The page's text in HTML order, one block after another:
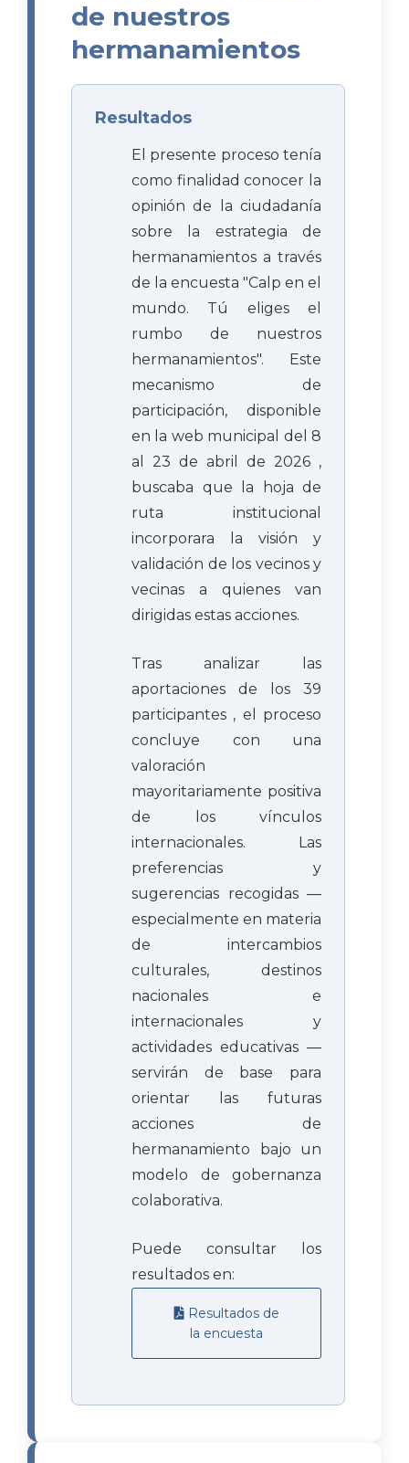
de nuestros
hermanamientos
Resultados
El presente proceso tenía
como finalidad conocer la
opinión de la ciudadanía
sobre la estrategia de
hermanamientos a través
de la encuesta "Calp en el
mundo. Tú eliges el
rumbo de nuestros
hermanamientos". Este
mecanismo de
participación, disponible
en la web municipal del 8
al 23 de abril de 2026 ,
buscaba que la hoja de
ruta institucional
incorporara la visión y
validación de los vecinos y
vecinas a quienes van
dirigidas estas acciones.
Tras analizar las
aportaciones de los 39
participantes , el proceso
concluye con una
valoración
mayoritariamente positiva
de los vínculos
internacionales. Las
preferencias y
sugerencias recogidas —
especialmente en materia
de intercambios
culturales, destinos
nacionales e
internacionales y
actividades educativas —
servirán de base para
orientar las futuras
acciones de
hermanamiento bajo un
modelo de gobernanza
colaborativa.
Puede consultar los
resultados en:
Resultados de
la encuesta